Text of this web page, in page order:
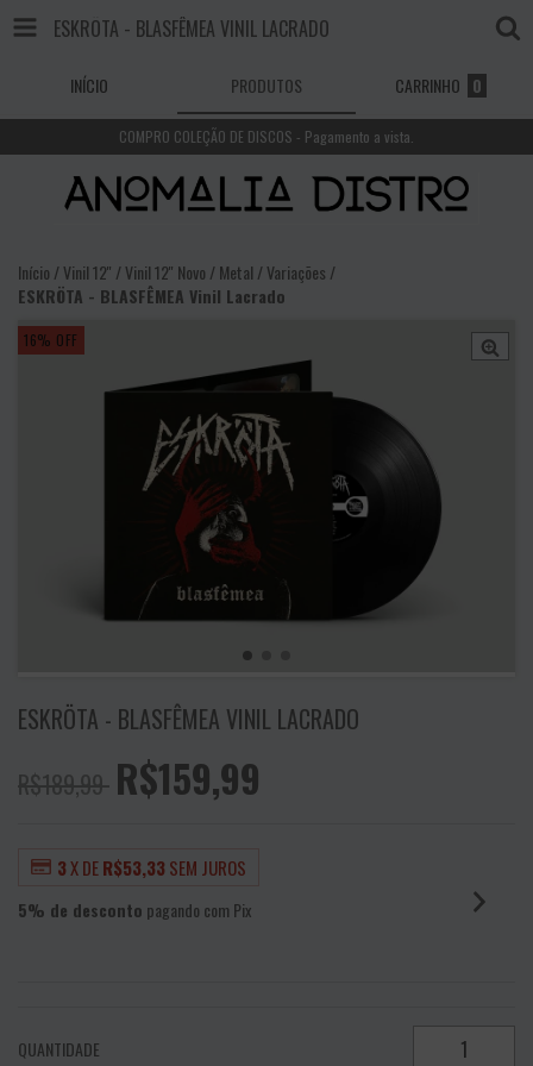
ESKRÖTA - BLASFÊMEA VINIL LACRADO
INÍCIO PRODUTOS CARRINHO 0
COMPRO COLEÇÃO DE DISCOS - Pagamento a vista.
Início /Vinil 12'' /Vinil 12'' Novo /Metal / Variações /
ESKRÖTA - BLASFÊMEA Vinil Lacrado
16% OFF
ESKRÖTA - BLASFÊMEA VINIL LACRADO
R$189,99 R$159,99
3X DER$53,33SEM JUROS
5% de desconto pagando com Pix
QUANTIDADE